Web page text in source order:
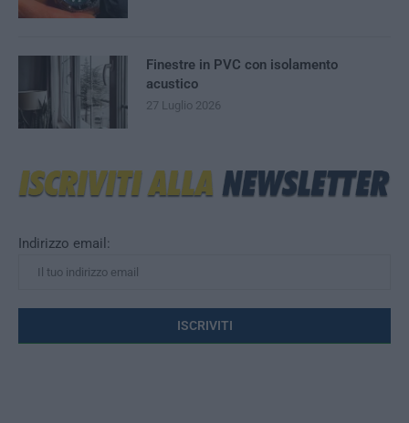
Indirizzo email:
Finestre in PVC con isolamento
acustico
27 Luglio 2026